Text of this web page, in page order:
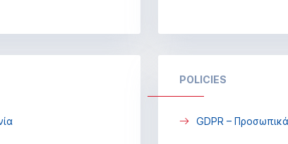
POLICIES
GDPR –